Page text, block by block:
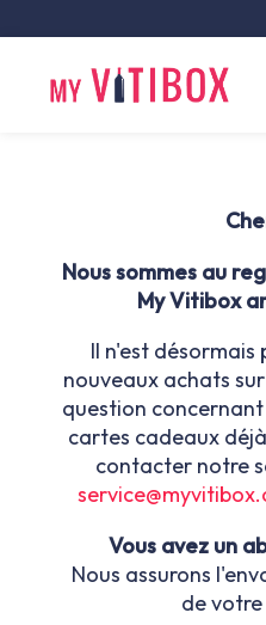
Nous sommes au
My Vitibox
Il n'est désormais
nouveaux achats
question
cartes cadeaux
contacter notre
Vous avez un
Nous assurons
de